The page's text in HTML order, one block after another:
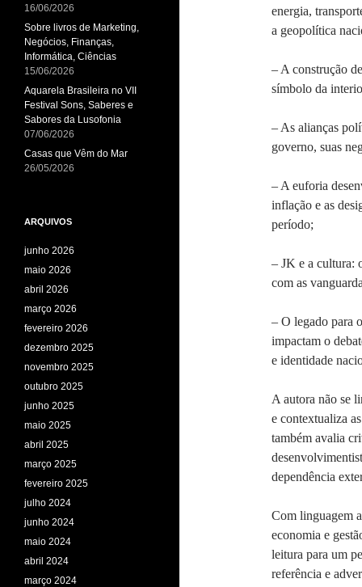
energia,
a geopolítica
– A construção
símbolo da
– As alianças
governo, suas
– A euforia
inflação e as
período;
– JK e a cultura:
com as
– O legado para
impactam o
e identidade
A autora não se
e contextualiza
também avalia
dependência
Com linguagem
economia e
leitura para um
referência e
16/06/2026
Sobre livros de Marketing,
Negócios, Finanças,
Informática, Ciências
15/06/2026
Aquarela Brasileira no VII
Festival Sons, Saberes e
Sabores da Lusofonia
07/06/2026
Casas que Vêm do Mar
26/05/2026
ARQUIVOS
junho 2026
maio 2026
abril 2026
março 2026
fevereiro 2026
dezembro 2025
novembro 2025
outubro 2025
junho 2025
maio 2025
abril 2025
março 2025
fevereiro 2025
julho 2024
junho 2024
maio 2024
abril 2024
março 2024